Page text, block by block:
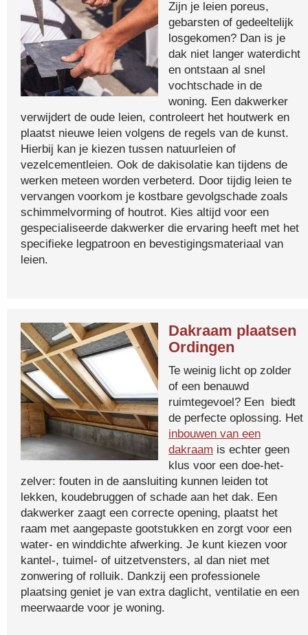
Zijn je leien poreus,
gebarsten of gedeeltelijk
losgekomen? Dan is je
dak niet langer waterdicht
en ontstaan al snel
vochtschade in de
woning. Een dakwerker
verwijdert de oude leien, controleert het houtwerk en
plaatst nieuwe leien volgens de regels van de kunst.
Hierbij kan je kiezen tussen natuurleien of
vezelcementleien. Ook de dakisolatie kan tijdens de
werken meteen worden verbeterd. Door tijdig leien te
vervangen voorkom je kostbare gevolgschade zoals
schimmelvorming of houtrot. Kies altijd voor een
gespecialiseerde dakwerker die ervaring heeft met het
specifieke legpatroon en bevestigingsmateriaal van
leien.
Dakraam plaatsen
Ordingen
Te weinig licht op zolder
of een benauwd
ruimtegevoel? Een biedt
de perfecte oplossing. Het
inbouwen van een
dakraam is echter geen
klus voor een doe-het-
zelver: fouten in de aansluiting kunnen leiden tot
lekken, koudebruggen of schade aan het dak. Een
dakwerker zaagt een correcte opening, plaatst het
raam met aangepaste gootstukken en zorgt voor een
water- en winddichte afwerking. Je kunt kiezen voor
kantel-, tuimel- of uitzetvensters, al dan niet met
zonwering of rolluik. Dankzij een professionele
plaatsing geniet je van extra daglicht, ventilatie en een
meerwaarde voor je woning.